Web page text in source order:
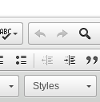
Styles